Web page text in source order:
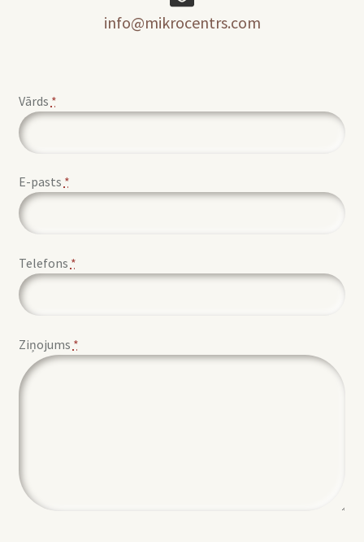
info@mikrocentrs.com
Vārds *
E-pasts *
Telefons *
Ziņojums *